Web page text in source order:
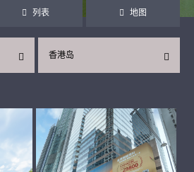
列表 地图
香港岛